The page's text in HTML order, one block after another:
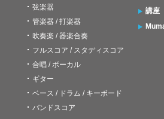
弦楽器
管楽器 / 打楽器
吹奏楽 / 器楽合奏
フルスコア / スタディスコア
合唱 / ボーカル
ギター
ベース / ドラム / キーボード
バンドスコア
講座